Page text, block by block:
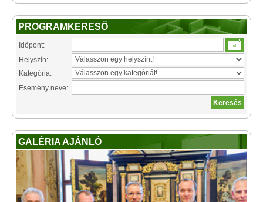
PROGRAMKERESŐ
Időpont:
Helyszín:
Kategória:
Esemény neve:
GALÉRIA AJÁNLÓ